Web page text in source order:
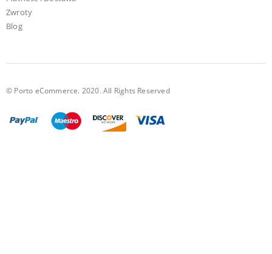
Zwroty
Blog
© Porto eCommerce. 2020. All Rights Reserved